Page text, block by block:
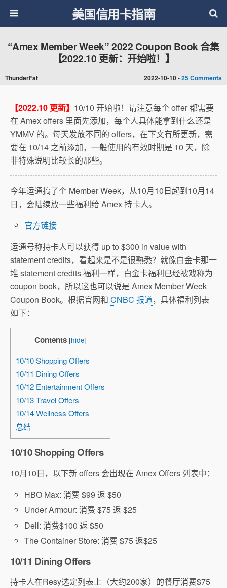
美国信用卡指南
2022-10-10 •25 Comments
“Amex Member Week” 2022 Coupon Book 合集
【2022.10 更新：开始啦！】
ThunderFat
【2022.10 更新】 10/10 开始啦！请注意每个 offer 都需要
在 Amex offers 里面先添加，每个人具体能拿到什么还是
YMMV 的。每天发放不同的 offers，在下文有所更新，需
要在 10/14 之前添加，一般使用的有效时期是 10 天，除
非特殊说明比较长的那些。
今年运通搞了个 Member Week，从10月10日起到10月14
日，会陆续放一些福利给 Amex 持卡人。
官方链接
运通号称持卡人可以获得 up to $300 in value with
statement credits，看起来是不是很熟悉？就像白金卡那一
堆 statement credits 福利一样，白金卡福利已经被戏称为
coupon book，所以这也可以说是 Amex Member Week
Coupon Book。根据官网和 CNBC 报道，具体福利列表
如下：
Contents [hide]
10/10 Shopping Offers
10/11 Dining Offers
10/12 Entertainment Offers
10/13 Travel Offers
10/14 Wellness Offers
总结
10/10 Shopping Offers
10月10日，以下新 offers 会出现在 Amex Offers 列表中：
HBO Max: 消费 $99 返 $50
Under Armour: 消费 $75 返 $25
Dell: 消费$100 返 $50
The Container Store: 消费 $75 返$25
10/11 Dining Offers
持卡人在Resy选定列表上（大约200家）的餐厅消费$75